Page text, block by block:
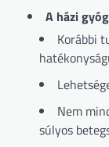
A házi
Korábbi
Nem
súlyos